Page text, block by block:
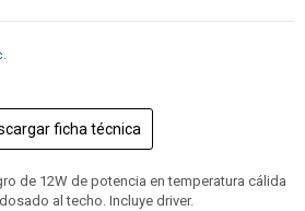
ficha técnica
de 12W de potencia en temperatura cálida
al techo. Incluye driver.